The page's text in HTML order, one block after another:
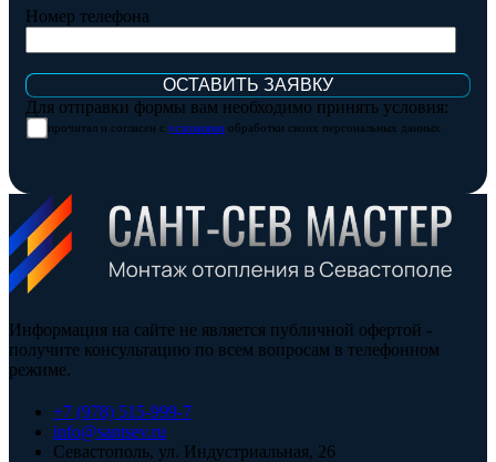
Номер телефона
Для отправки формы вам необходимо принять условия:
прочитал и согласен с условиями обработки своих персональных данных
Информация на сайте не является публичной офертой -
получите консультацию по всем вопросам в телефонном
режиме.
+7 (978) 515-999-7
info@santsev.ru
Севастополь, ул. Индустриальная, 26